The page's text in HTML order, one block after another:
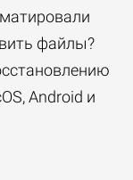
файлы?
Android и